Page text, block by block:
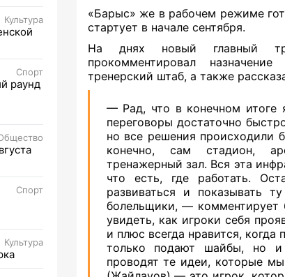
Культура
Спорт
раунд
Спорт
Культура
«Барыс» же в рабочем режиме
стартует в начале сентября.
На днях новый главный
прокомментировал
тренерский штаб, а также
— Рад, что в конечном итоге
переговоры достаточно
но все решения происходили
конечно, сам стадион,
тренажерный зал. Вся эта
что есть, где работать.
развиваться и показывать
болельщики, — комментирует
увидеть, как игроки себя
и плюс всегда нравится,
только подают шайбы, но и
проводят те идеи, которые